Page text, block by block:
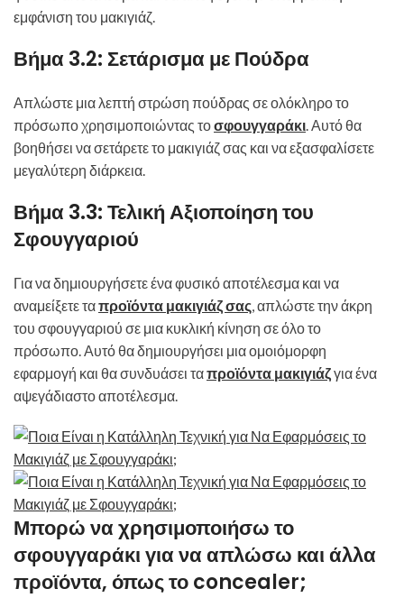
εμφάνιση του μακιγιάζ.
Βήμα 3.2: Σετάρισμα με Πούδρα
Απλώστε μια λεπτή στρώση πούδρας σε ολόκληρο το
πρόσωπο χρησιμοποιώντας τοσφουγγαράκι. Αυτό θα
βοηθήσει να σετάρετε το μακιγιάζ σας και να εξασφαλίσετε
μεγαλύτερη διάρκεια.
Βήμα 3.3: Τελική Αξιοποίηση του
Σφουγγαριού
Για να δημιουργήσετε ένα φυσικό αποτέλεσμα και να
αναμείξετε ταπροϊόντα μακιγιάζ σας, απλώστε την άκρη
του σφουγγαριού σε μια κυκλική κίνηση σε όλο το
πρόσωπο. Αυτό θα δημιουργήσει μια ομοιόμορφη
εφαρμογή και θα συνδυάσει ταπροϊόντα μακιγιάζγια ένα
αψεγάδιαστο αποτέλεσμα.
Μπορώ να χρησιμοποιήσω το
σφουγγαράκι για να απλώσω και άλλα
προϊόντα, όπως το concealer;